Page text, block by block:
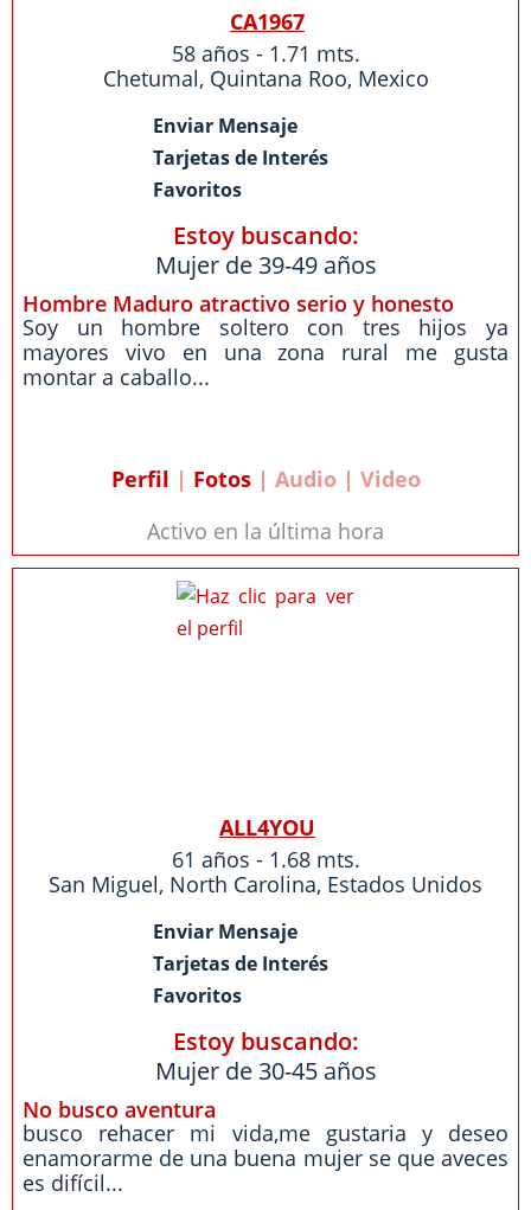
CA1967
58 años - 1.71 mts.
Chetumal, Quintana Roo, Mexico
Enviar Mensaje
Tarjetas de Interés
Favoritos
Estoy buscando:
Mujer de 39-49 años
Hombre Maduro atractivo serio y honesto
Soy un hombre soltero con tres hijos ya
mayores vivo en una zona rural me gusta
montar a caballo...
Perfil | Fotos| Audio | Video
Activo en la última hora
ALL4YOU
61 años - 1.68 mts.
San Miguel, North Carolina, Estados Unidos
Enviar Mensaje
Tarjetas de Interés
Favoritos
Estoy buscando:
Mujer de 30-45 años
No busco aventura
busco rehacer mi vida,me gustaria y deseo
enamorarme de una buena mujer se que aveces
es difícil...